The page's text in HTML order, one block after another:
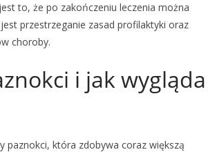
to, że po zakończeniu leczenia można
przestrzeganie zasad profilaktyki oraz
choroby.
i jak wygląda
paznokci, która zdobywa coraz większą